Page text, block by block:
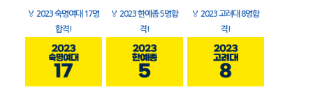
🏅 2023 숙명여대 17명
합격!
🏅 2023 한예종 5명합
격!
🏅 2023 고려대 8명합
격!